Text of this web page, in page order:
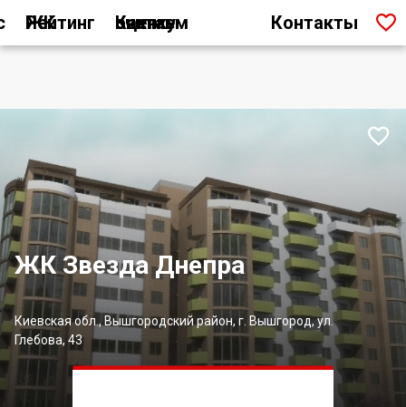
Рейтинг ЖК Как мы считаем оценку Контакты 
ЖК Звезда Днепра
Киевская обл., Вышгородский район, г. Вышгород, ул.
Глебова, 43
